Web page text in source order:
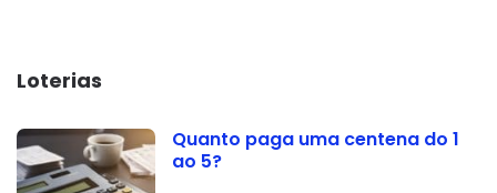
Loterias
Quanto paga uma centena do 1
ao 5?